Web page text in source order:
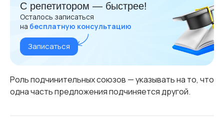
С репетитором — быстрее!
Осталось записаться
на бесплатную консультацию
Записаться
Роль подчинительных союзов — указывать на то, что
одна часть предложения подчиняется другой.